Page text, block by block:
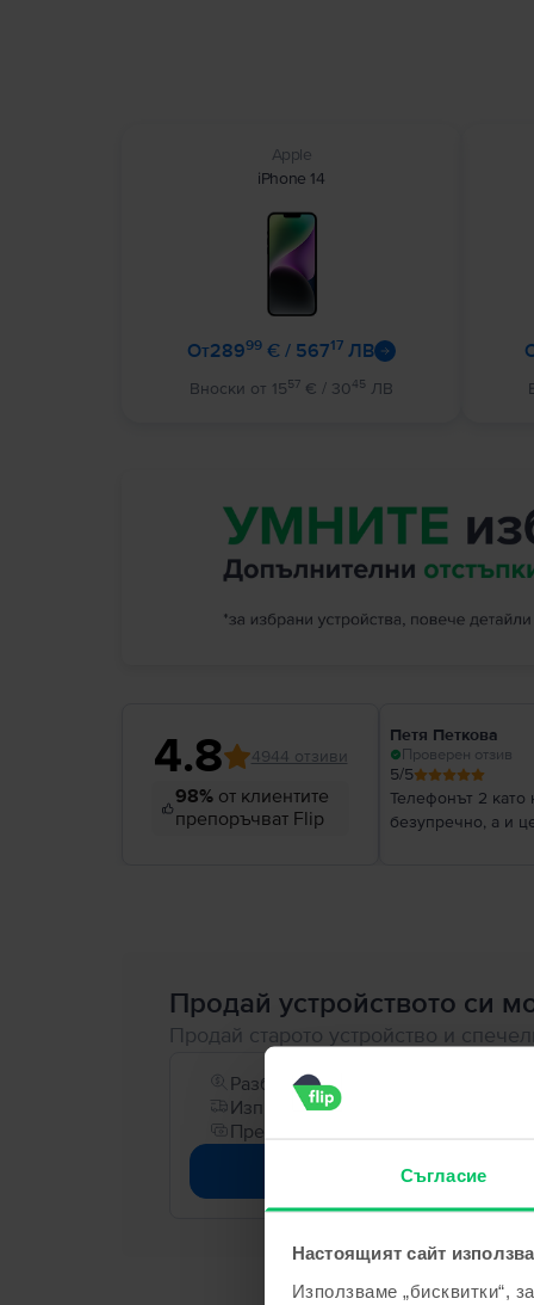
Съгласие
Настоящият сайт
Използваме „бисквитки“,
Apple
iPhone 14
от28999 € / 56717 ЛВ
Вноски от 1557 € / 3045 ЛВ
4.8 4944 отзиви
98% от клиентите
препоръчват Flip
Петя Петкова
Проверен отзив
5/5
Телефонът 2 като
безупречно, а и
Продай устройството си
Продай старото устройство и
Разбери бързо колко струва
Изпращаш го БЕЗПЛАТНО
Превеждаме ти парите директно в
Оцени устройството